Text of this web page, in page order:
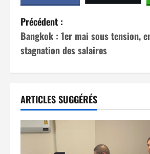
N
a
v
g
a
Précédent :
Bangkok : 1er mai sous tension,
stagnation des salaires
ARTICLES SUGGÉRÉS